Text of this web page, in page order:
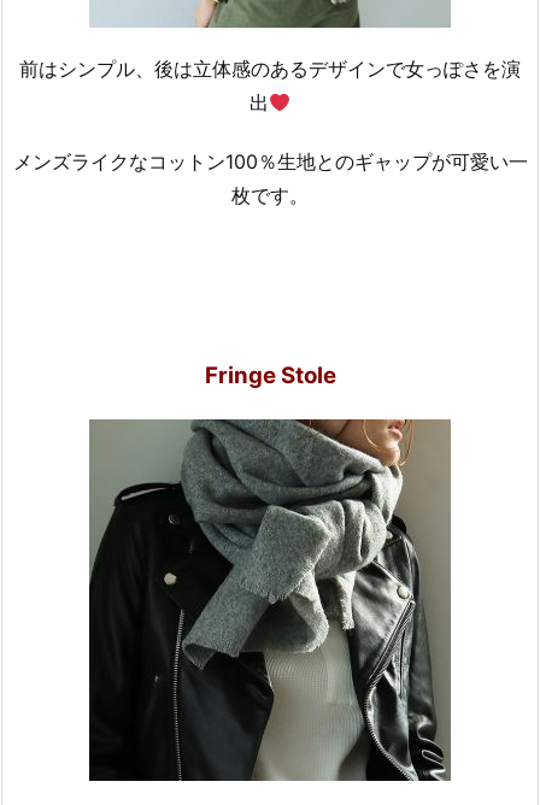
前はシンプル、後は立体感のあるデザインで女っぽさを演
出
メンズライクなコットン100％生地とのギャップが可愛い一
枚です。
Fringe Stole